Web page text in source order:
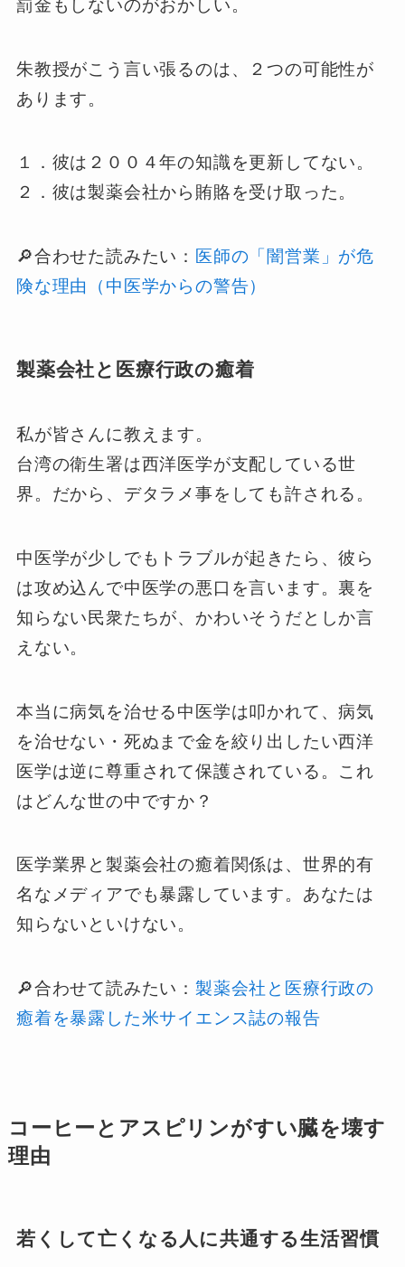
罰金もしないのがおかしい。
朱教授がこう言い張るのは、２つの可能性が
あります。
１．彼は２００４年の知識を更新してない。
２．彼は製薬会社から賄賂を受け取った。
🔎合わせた読みたい：
医師の「闇営業」が危
険な理由（中医学からの警告）
製薬会社と医療行政の癒着
私が皆さんに教えます。
台湾の衛生署は西洋医学が支配している世
界。だから、デタラメ事をしても許される。
中医学が少しでもトラブルが起きたら、彼ら
は攻め込んで中医学の悪口を言います。裏を
知らない民衆たちが、かわいそうだとしか言
えない。
本当に病気を治せる中医学は叩かれて、病気
を治せない・死ぬまで金を絞り出したい西洋
医学は逆に尊重されて保護されている。これ
はどんな世の中ですか？
医学業界と製薬会社の癒着関係は、世界的有
名なメディアでも暴露しています。あなたは
知らないといけない。
🔎合わせて読みたい： 製薬会社と医療行政の
癒着を暴露した米サイエンス誌の報告
コーヒーとアスピリンがすい臓を壊す
理由
若くして亡くなる人に共通する生活習慣